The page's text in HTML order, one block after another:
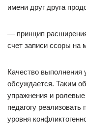
имени друг друга
— принцип
счет записи ссоры на
Качество выполнения
обсуждается. Таким
упражнения и
педагогу реализовать
уровня